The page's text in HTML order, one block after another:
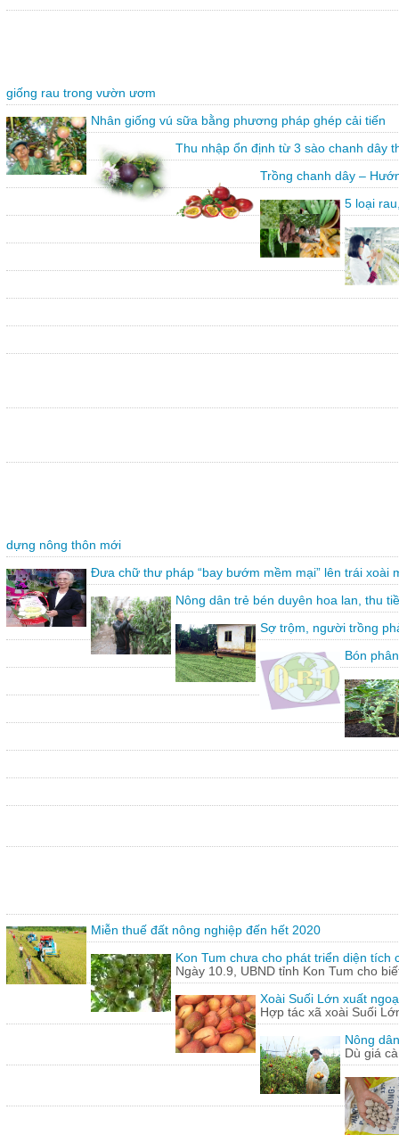
giống rau trong vườn ươm
Nhân giống vú sữa bằng phương pháp ghép cải tiến
Thu nhập ổn định từ 3 sào chanh dây
Trồng chanh dây –
5 loại
dựng nông thôn mới
Đưa chữ thư pháp “bay bướm mềm mại” lên trái xoài
Nông dân trẻ bén duyên hoa lan, thu
Sợ trộm, người trồng
Bón
Miễn thuế đất nông nghiệp đến hết 2020
Kon Tum chưa cho phát triển diện tích
Ngày 10.9, UBND tỉnh Kon Tum cho
Xoài Suối Lớn xuất
Hợp tác xã xoài Suối
Nông
Dù giá